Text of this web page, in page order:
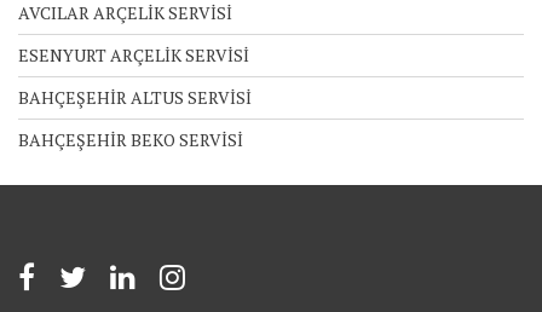
AVCILAR ARÇELİK SERVİSİ
ESENYURT ARÇELİK SERVİSİ
BAHÇEŞEHİR ALTUS SERVİSİ
BAHÇEŞEHİR BEKO SERVİSİ